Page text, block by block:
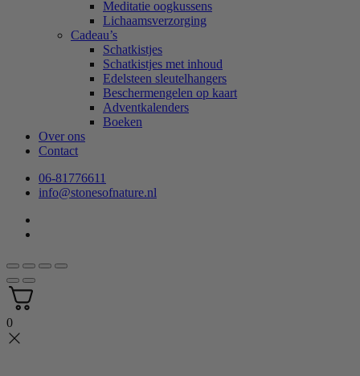
Meditatie oogkussens
Lichaamsverzorging
Cadeau’s
Schatkistjes
Schatkistjes met inhoud
Edelsteen sleutelhangers
Beschermengelen op kaart
Adventkalenders
Boeken
Over ons
Contact
06-81776611
info@stonesofnature.nl
0